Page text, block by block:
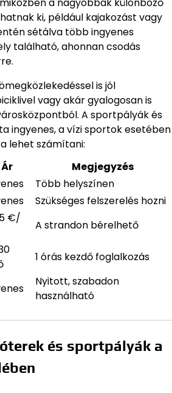
ki, például kajakozást vagy
sétálva több ingyenes
található, ahonnan csodás
is jól
vagy akár gyalogosan is
A sportpályák és
ingyenes, a vízi sportok esetében
lehet számítani:
Ár
Megjegyzés
Több helyszínen
Szükséges felszerelés hozni
€/
A strandon bérelhető
1 órás kezdő foglalkozás
Nyitott, szabadon
használható
és sportpályák a